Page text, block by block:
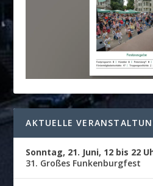
AKTUELLE
Sonntag, 21. Juni, 12 bis 22
31. Großes Funkenburgfest